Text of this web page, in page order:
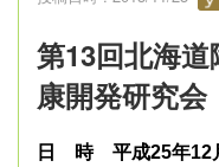
第13回北海
康開発研究会
日 時平成25年12